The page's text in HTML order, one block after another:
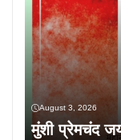
August 3, 2026
मुंशी प्रेमचंद